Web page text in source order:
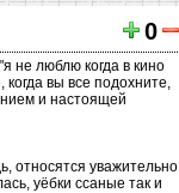
0
не люблю когда в кино
вы все подохните,
и настоящей
относятся уважительно
уёбки ссаные так и